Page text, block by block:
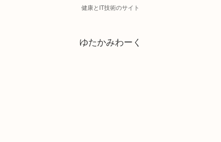
健康とIT技術のサイト
ゆたかみわーく